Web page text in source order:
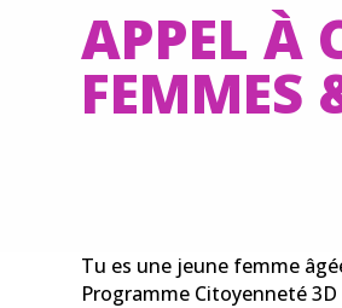
APPEL À
FEMMES
Tu es une jeune femme
Programme Citoyenneté